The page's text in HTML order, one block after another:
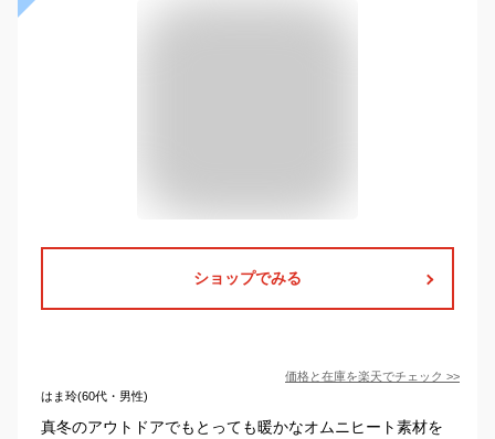
ショップでみる
価格と在庫を楽天でチェック >>
はま玲(60代・男性)
真冬のアウトドアでもとっても暖かなオムニヒート素材を